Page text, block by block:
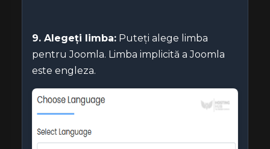
9. Alegeți limba: Puteți alege limba
pentru Joomla. Limba implicită a Joomla
este engleza.